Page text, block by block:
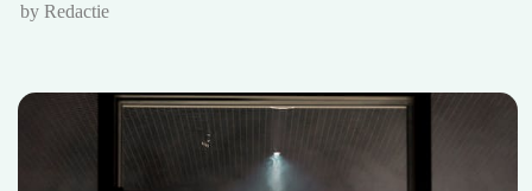
by Redactie